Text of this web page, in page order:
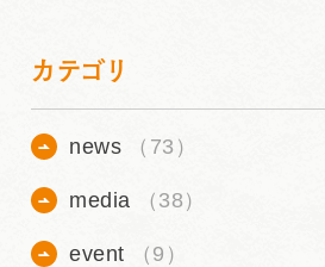
カテゴリ
news （73）
media （38）
event （9）